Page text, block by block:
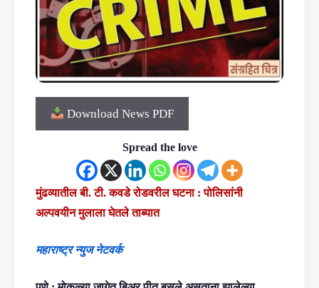
Download News PDF
Spread the love
मुंढव्यातील बी. टी. कवडे रोडवरील घटना : पोलिसांनी
अल्पवयीन मुलाला घेतले ताब्यात
महाराष्ट्र न्युज नेटवर्क